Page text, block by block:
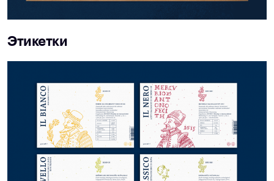
Этикетки